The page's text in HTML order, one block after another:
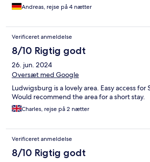
Andreas, rejse på 4 nætter
Verificeret anmeldelse
8/10 Rigtig godt
26. jun. 2024
Oversæt med Google
Ludwigsburg is a lovely area. Easy access
Would recommend the area for a short stay.
Charles, rejse på 2 nætter
Verificeret anmeldelse
8/10 Rigtig godt